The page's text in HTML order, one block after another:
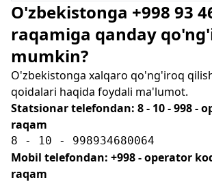
O'zbekistonga +998 93
raqamiga qanday
mumkin?
O'zbekistonga xalqaro qo'ng'iroq
qoidalari haqida foydali ma'lumot.
Statsionar telefondan: 8 - 10 - 998 -
raqam
8 - 10 - 998934680064
Mobil telefondan: +998 - operator
raqam